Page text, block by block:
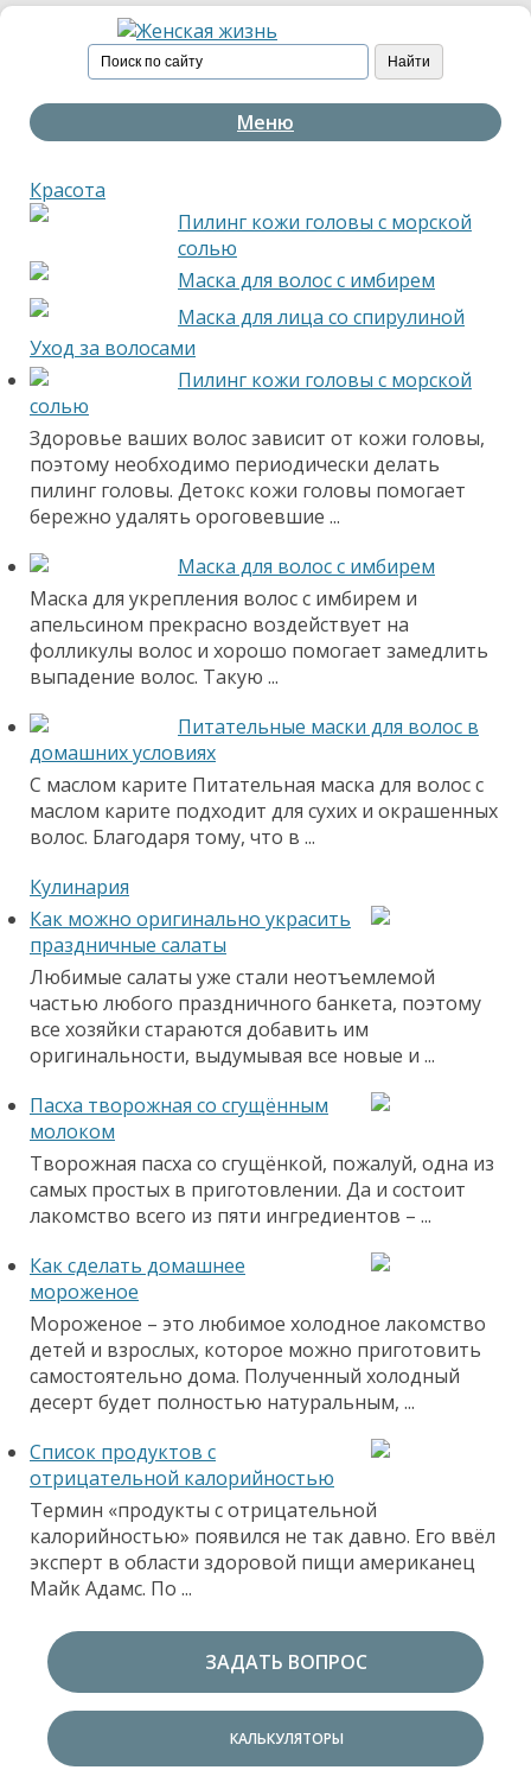
Меню
Красота
Пилинг кожи головы с морской
солью
Маска для волос с имбирем
Маска для лица со спирулиной
Уход за волосами
Пилинг кожи головы с морской
солью
Здоровье ваших волос зависит от кожи головы,
поэтому необходимо периодически делать
пилинг головы. Детокс кожи головы помогает
бережно удалять ороговевшие ...
Маска для волос с имбирем
Маска для укрепления волос с имбирем и
апельсином прекрасно воздействует на
фолликулы волос и хорошо помогает замедлить
выпадение волос. Такую ...
Питательные маски для волос в
домашних условиях
С маслом карите Питательная маска для волос с
маслом карите подходит для сухих и окрашенных
волос. Благодаря тому, что в ...
Кулинария
Как можно оригинально украсить
праздничные салаты
Любимые салаты уже стали неотъемлемой
частью любого праздничного банкета, поэтому
все хозяйки стараются добавить им
оригинальности, выдумывая все новые и ...
Пасха творожная со сгущённым
молоком
Творожная пасха со сгущёнкой, пожалуй, одна из
самых простых в приготовлении. Да и состоит
лакомство всего из пяти ингредиентов – ...
Как сделать домашнее
мороженое
Мороженое – это любимое холодное лакомство
детей и взрослых, которое можно приготовить
самостоятельно дома. Полученный холодный
десерт будет полностью натуральным, ...
Список продуктов с
отрицательной калорийностью
Термин «продукты с отрицательной
калорийностью» появился не так давно. Его ввёл
эксперт в области здоровой пищи американец
Майк Адамс. По ...
ЗАДАТЬ ВОПРОС
КАЛЬКУЛЯТОРЫ